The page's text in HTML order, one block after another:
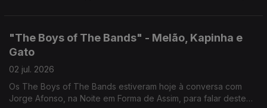
"The Boys of The Bands" - Melão, Kapinha e
Gato
02 jul. 2026
Os The Boys of The Bands estiveram hoje à conversa com
Jorge Afonso, na Noite em Forma de Assim, para falar deste